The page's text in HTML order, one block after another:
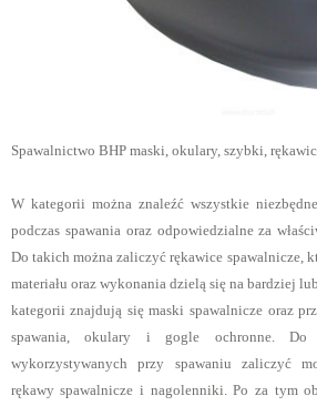
Spawalnictwo BHP maski, okulary, szybki,
W kategorii można znaleźć wszystkie
podczas spawania oraz odpowiedzialne za
Do takich można zaliczyć rękawice spawalnicze,
materiału oraz wykonania dzielą się na bardziej
kategorii znajdują się maski spawalnicze oraz
spawania, okulary i gogle ochronne. Do
wykorzystywanych przy spawaniu zaliczyć
rękawy spawalnicze i nagolenniki. Po za tym